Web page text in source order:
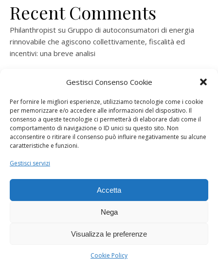
Gestisci Consenso Cookie
Per fornire le migliori esperienze, utilizziamo tecnologie come i cookie
per memorizzare e/o accedere alle informazioni del dispositivo. Il
consenso a queste tecnologie ci permetterà di elaborare dati come il
comportamento di navigazione o ID unici su questo sito. Non
acconsentire o ritirare il consenso può influire negativamente su alcune
caratteristiche e funzioni.
Gestisci servizi
Accetta
Nega
Visualizza le preferenze
Cookie Policy
Recent Comments
Philanthropist su Gruppo di autoconsumatori di energia
rinnovabile che agiscono collettivamente, fiscalità ed
incentivi: una breve analisi
rinnovabile che agiscono collettivamente, fiscalità ed
ramatogelsuGruppo di autoconsumatori di energia
rinnovabile che agiscono collettivamente, fiscalità ed
incentivi: una breve analisi
consorzio per la produzione di energia elettrica
Dogana Sostenibile 2026 ©
Ashe Tema di
WP Royal